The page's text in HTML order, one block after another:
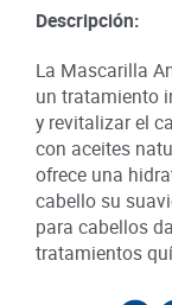
Descripción:
La Mascarilla
un tratamiento
y revitalizar el
con aceites
ofrece una
cabello su
para cabellos
tratamientos